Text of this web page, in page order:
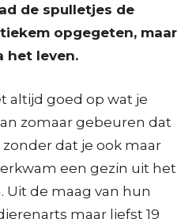
de spulletjes de
opgegeten, maar
het leven.
altijd goed op wat je
zomaar gebeuren dat
dat je ook maar
een gezin uit het
Uit de maag van hun
maar liefst 19